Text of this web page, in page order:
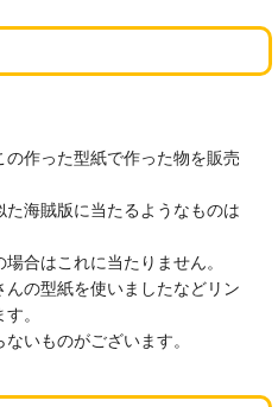
作った型紙で作った物を販売
海賊版に当たるようなものは
合はこれに当たりません。
の型紙を使いましたなどリン
。
いものがございます。